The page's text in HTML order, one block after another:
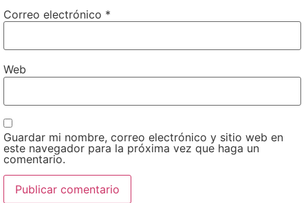
Correo electrónico *
Web
Guardar mi nombre, correo electrónico y sitio web en
este navegador para la próxima vez que haga un
comentario.